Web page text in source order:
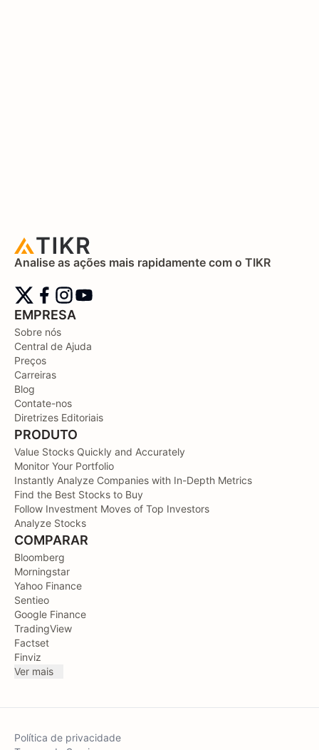
Analise as ações mais rapidamente com o TIKR
EMPRESA
Sobre nós
Central de Ajuda
Preços
Carreiras
Blog
Contate-nos
Diretrizes Editoriais
PRODUTO
Value Stocks Quickly and Accurately
Monitor Your Portfolio
Instantly Analyze Companies with In-Depth Metrics
Find the Best Stocks to Buy
Follow Investment Moves of Top Investors
Analyze Stocks
COMPARAR
Bloomberg
Morningstar
Yahoo Finance
Sentieo
Google Finance
TradingView
Factset
Finviz
Ver mais
Política de privacidade